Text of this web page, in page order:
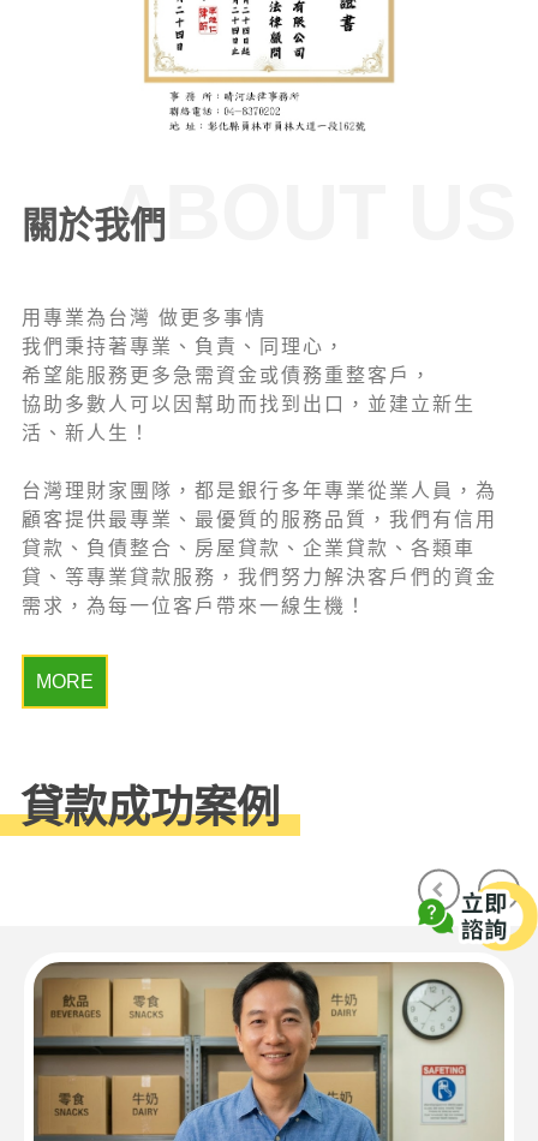
關於我們ABOUT US
用專業為台灣 做更多事情
我們秉持著專業、負責、同理心，
希望能服務更多急需資金或債務重整客戶，
協助多數人可以因幫助而找到出口，並建立新生
活、新人生！
台灣理財家團隊，都是銀行多年專業從業人員，為
顧客提供最專業、最優質的服務品質，我們有信用
貸款、負債整合、房屋貸款、企業貸款、各類車
貸、等專業貸款服務，我們努力解決客戶們的資金
需求，為每一位客戶帶來一線生機！
MORE
貸款成功案例